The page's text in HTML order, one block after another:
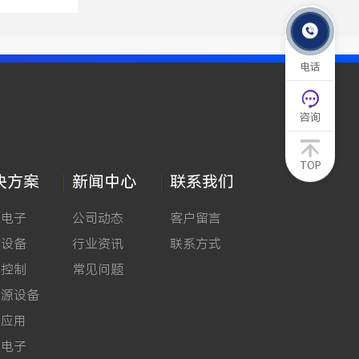
方案
子
备
制
设备
用
子
新闻中心
公司动态
行业资讯
常见问题
联系我们
客户留言
联系方式

电话

咨询
TOP